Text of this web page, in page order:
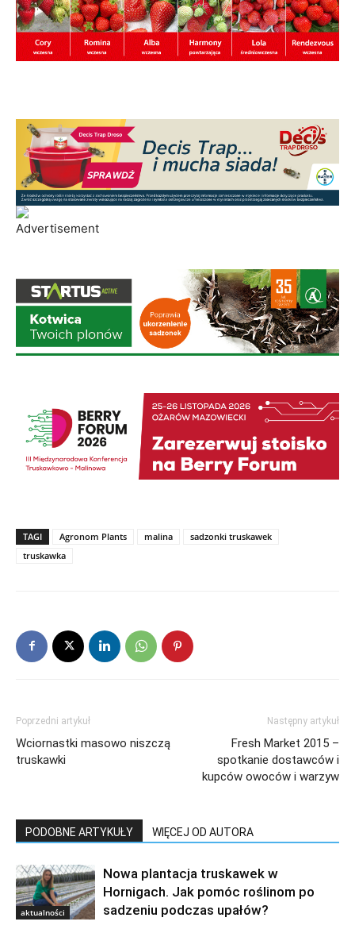
TAGI Agronom Plants malina
sadzonki truskawek
truskawka
Poprzedni artykuł
Wciornastki masowo niszczą
truskawki
Następny artykuł
Fresh Market 2015 –
spotkanie dostawców i
kupców owoców i warzyw
PODOBNE ARTYKUŁY WIĘCEJ OD AUTORA
aktualności
Nowa plantacja truskawek w
Hornigach. Jak pomóc roślinom po
sadzeniu podczas upałów?